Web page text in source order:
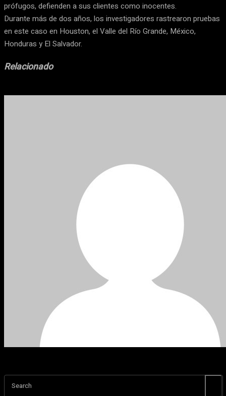
prófugos, defienden a sus clientes como inocentes.
Durante más de dos años, los investigadores rastrearon pruebas
en este caso en Houston, el Valle del Río Grande, México,
Honduras y El Salvador.
Relacionado
Search